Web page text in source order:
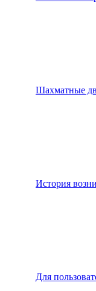
Шахматные
История
Для